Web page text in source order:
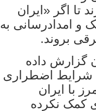
تا اگر «ایران
و امدادرسانی به
بروند.
گزارش داده
شرایط اضطراری
با ایران
کمک نکرده